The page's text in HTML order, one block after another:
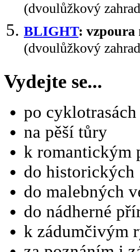
(dvoulůžkový
BLIGHT: vzpoura
(dvoulůžkový
Vydejte se...
po cyklotrasách
na pěší tůry
k romantickým
do
do malebných
do nádherné
k zádumčivým